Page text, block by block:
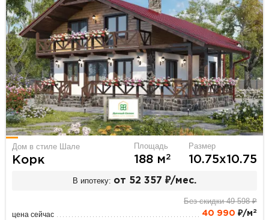
Дом в стиле Шале
Корк
Площадь
188 м2
Размер
10.75х10.75
В ипотеку: от 52 357 ₽/мес.
Без скидки 49 598 ₽
цена сейчас 40 990 ₽/м 2